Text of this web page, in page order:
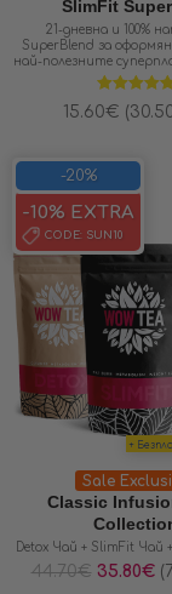
SlimFit
21-дневна и 100%
SuperBlend за
най-полезните
Оценено на
4.79от 5
15.60€
+
-20%
-10% EXTRA
CODE: SUN10
Sale
Classic
Detox Чай + SlimFit Чай
44.70€ 35.80€